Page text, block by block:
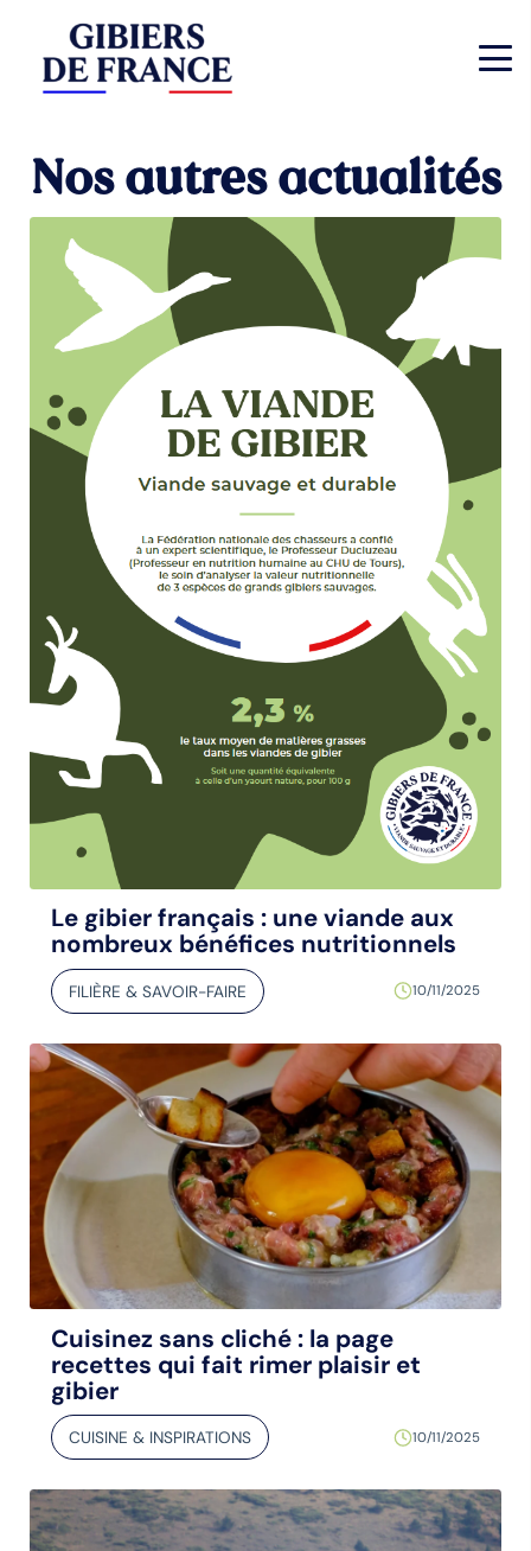
Nos autres actualités
Le gibier français : une viande aux
nombreux bénéfices nutritionnels
FILIÈRE & SAVOIR-FAIRE 10/11/2025
Cuisinez sans cliché : la page
recettes qui fait rimer plaisir et
gibier
CUISINE & INSPIRATIONS 10/11/2025